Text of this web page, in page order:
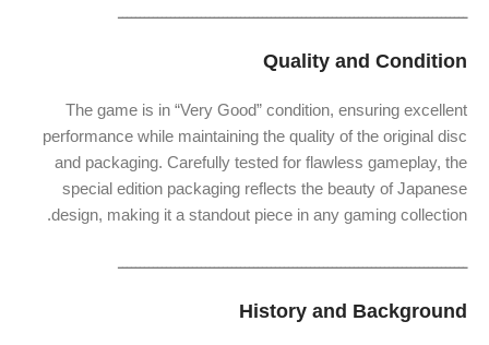
ــــــــــــــــــــــــــــــــــــــــــــــــــــــــــــــــــــــــــــــــ
Quality and Condition
The game is in “Very Good” condition, ensuring excellent
performance while maintaining the quality of the original disc
and packaging. Carefully tested for flawless gameplay, the
special edition packaging reflects the beauty of Japanese
design, making it a standout piece in any gaming collection.
ــــــــــــــــــــــــــــــــــــــــــــــــــــــــــــــــــــــــــــــــ
History and Background